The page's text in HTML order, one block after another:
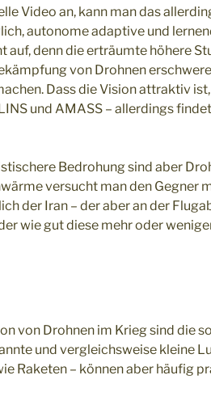
Video an, kann man das
autonome adaptive und
auf, denn die erträumte höhere
von Drohnen
Dass die Vision attraktiv
und AMASS – allerdings
Bedrohung sind aber
versucht man den Gegner
der Iran – der aber an der
wie gut diese mehr oder
von Drohnen im Krieg sind die
und vergleichsweise kleine
Raketen – können aber häufig